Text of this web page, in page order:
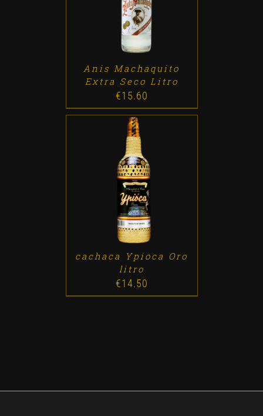
Anis Machaquito
Extra Seco Litro
€15.60
ADD TO CART / DETALLES
cachaca Ypioca Oro
litro
€14.50